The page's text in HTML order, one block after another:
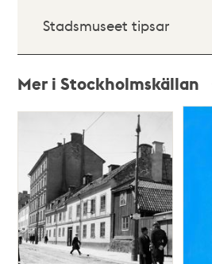
Stadsmuseet tipsar
Mer i Stockholmskällan
Relaterade
teman